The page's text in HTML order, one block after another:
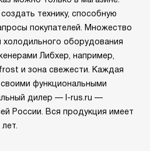
технику, способную
покупателей. Множество
холодильного оборудования
Либхер, например,
и зона свежести. Каждая
функциональными
дилер — l-rus.ru —
России. Вся продукция имеет